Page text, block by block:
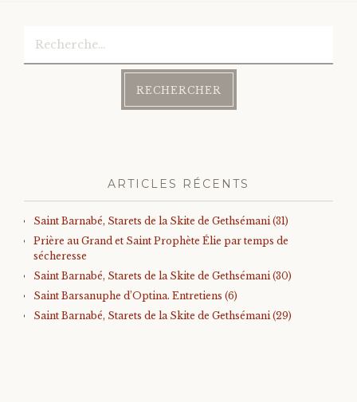
ARTICLES RÉCENTS
Saint Barnabé, Starets de la Skite de Gethsémani (31)
Prière au Grand et Saint Prophète Élie par temps de
sécheresse
Saint Barnabé, Starets de la Skite de Gethsémani (30)
Saint Barsanuphe d’Optina. Entretiens (6)
Saint Barnabé, Starets de la Skite de Gethsémani (29)